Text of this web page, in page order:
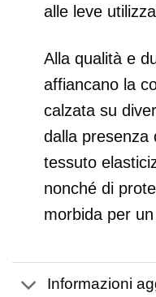
alle leve
Alla qualità e
affiancano la
calzata su
dalla presenza
tessuto
nonché di
morbida per
Informazioni